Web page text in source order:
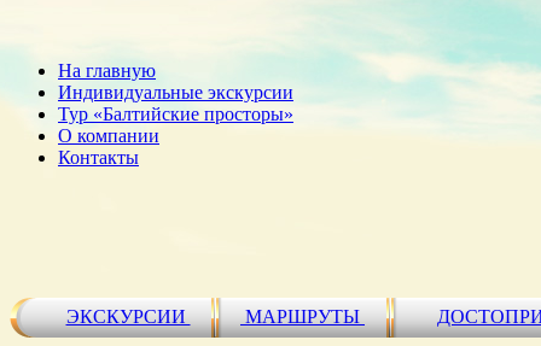
На главную
Индивидуальные экскурсии
Тур «Балтийские просторы»
О компании
Контакты
ЭКСКУРСИИ МАРШРУТЫ